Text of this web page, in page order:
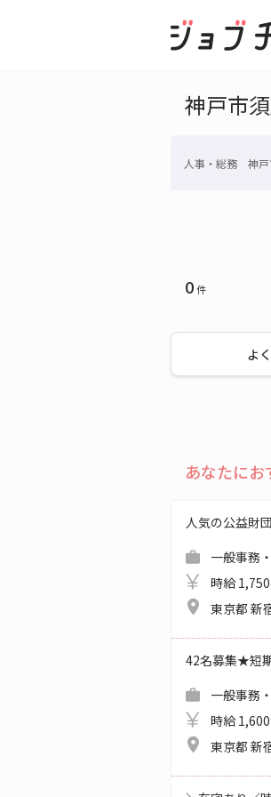
神戸市
人事・総務 神戸
0件
よ
あなたに
人気の公益財
一般事務
時給
東京都 新
42名募集★短
一般事務
時給
東京都 新